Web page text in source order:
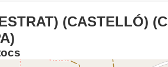
(CASTELLÓ)